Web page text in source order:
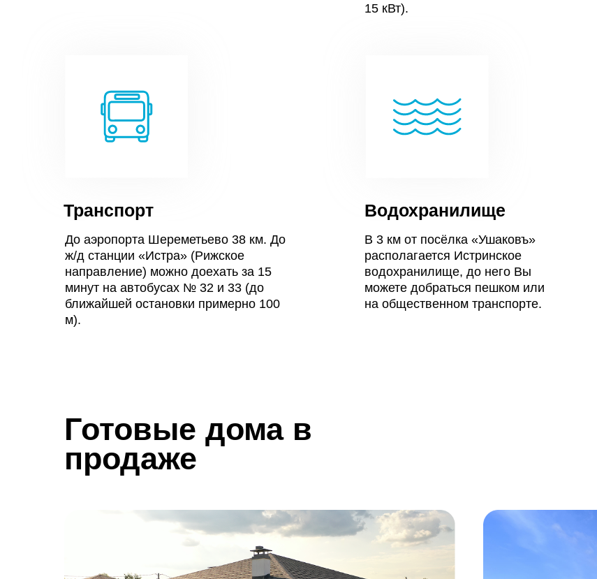
Транспорт
15 кВт).
До аэропорта Шереметьево 38 км. До
ж/д станции «Истра» (Рижское
направление) можно доехать за 15
минут на автобусах № 32 и 33 (до
ближайшей остановки примерно 100
м).
Водохранилище
В 3 км от посёлка «Ушаковъ»
располагается Истринское
водохранилище, до него Вы
можете добраться пешком или
на общественном транспорте.
Готовые дома в
продаже